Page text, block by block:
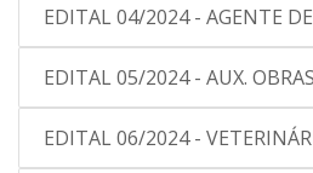
EDITAL 04/2024 - AGENTE
EDITAL 05/2024 - AUX.
EDITAL 06/2024 -